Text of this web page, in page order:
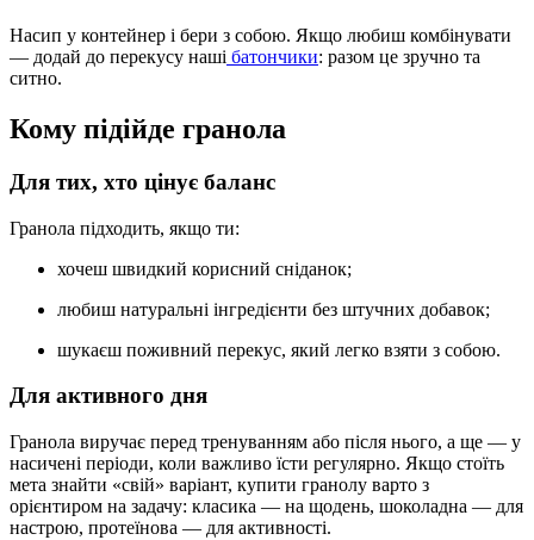
Насип у контейнер і бери з собою. Якщо любиш комбінувати
— додай до перекусу наші батончики: разом це зручно та
ситно.
Кому підійде гранола
Для тих, хто цінує баланс
Гранола підходить, якщо ти:
хочеш швидкий корисний сніданок;
любиш натуральні інгредієнти без штучних добавок;
шукаєш поживний перекус, який легко взяти з собою.
Для активного дня
Гранола виручає перед тренуванням або після нього, а ще — у
насичені періоди, коли важливо їсти регулярно. Якщо стоїть
мета знайти «свій» варіант, купити гранолу варто з
орієнтиром на задачу: класика — на щодень, шоколадна — для
настрою, протеїнова — для активності.